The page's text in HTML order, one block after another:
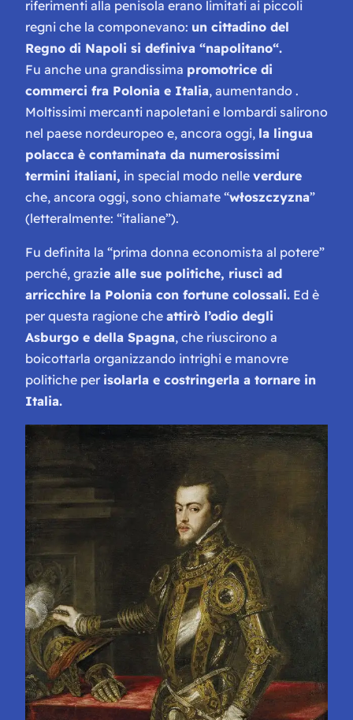
riferimenti alla penisola erano limitati ai piccoli
regni che la componevano: un cittadino del
Regno di Napoli si definiva “napolitano“.
Fu anche una grandissima promotrice di
commerci fra Polonia e Italia, aumentando .
Moltissimi mercanti napoletani e lombardi salirono
nel paese nordeuropeo e, ancora oggi, la lingua
polacca è contaminata da numerosissimi
termini italiani, in special modo nelle verdure
che, ancora oggi, sono chiamate “włoszczyzna”
(letteralmente: “italiane”).
Fu definita la “prima donna economista al potere”
perché, grazie alle sue politiche, riuscì ad
arricchire la Polonia con fortune colossali. Ed è
per questa ragione che attirò l’odio degli
Asburgo e della Spagna, che riuscirono a
boicottarla organizzando intrighi e manovre
politiche per isolarla e costringerla a tornare in
Italia.